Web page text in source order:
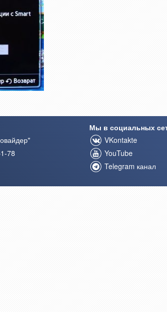
78
Мы в социальных
VKontakte
YouTube
Telegram канал